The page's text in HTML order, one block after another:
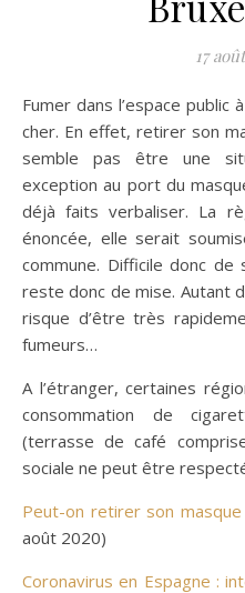
17
Fumer dans l’espace public à Bruxelles peut vous coûter
cher. En effet, retirer son
semble pas être une
exception au port du
déjà faits verbaliser. La
énoncée, elle serait
commune. Difficile donc de
reste donc de mise. Autant
risque d’être très
fumeurs…
A l’étranger, certaines
consommation de
(terrasse de café
sociale ne peut être
Peut-on retirer son
août 2020)
Coronavirus en Espagne :